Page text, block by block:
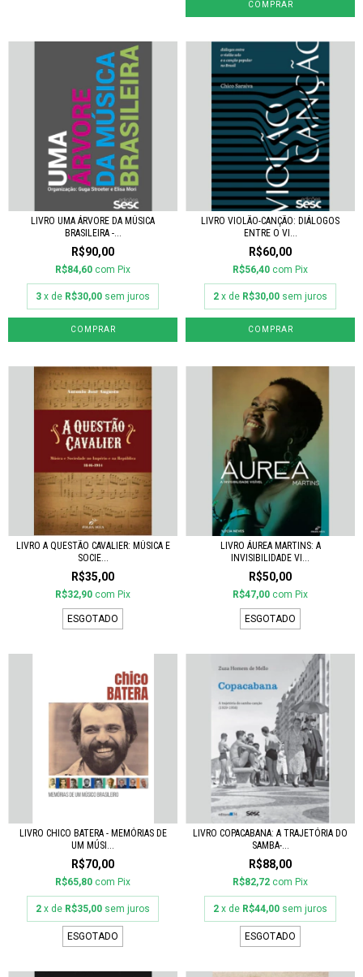
LIVRO UMA ÁRVORE DA MÚSICA
BRASILEIRA -...
R$90,00
R$84,60 com Pix
3 x de R$30,00 sem juros
LIVRO VIOLÃO-CANÇÃO: DIÁLOGOS
ENTRE O VI...
R$60,00
R$56,40 com Pix
2 x de R$30,00 sem juros
LIVRO A QUESTÃO CAVALIER: MÚSICA E
SOCIE...
R$35,00
R$32,90 com Pix
ESGOTADO
LIVRO ÁUREA MARTINS: A
INVISIBILIDADE VI...
R$50,00
R$47,00 com Pix
ESGOTADO
LIVRO CHICO BATERA - MEMÓRIAS DE
UM MÚSI...
R$70,00
R$65,80 com Pix
2 x de R$35,00 sem juros
ESGOTADO
LIVRO COPACABANA: A TRAJETÓRIA DO
SAMBA-...
R$88,00
R$82,72 com Pix
2 x de R$44,00 sem juros
ESGOTADO